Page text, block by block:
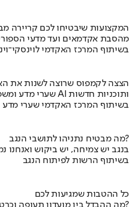
המקצועות שיבטיחו לכם קריירה
מהסבת אקדמאים ועד מדעי הספורט:
בשיתוף המרכז האקדמי
הצצה לקמפוס שרוצה לשנות את
שערי מדע ומשפט נוחת בהייטק של רעננה עם מעבדות AI ותוכניות חדשות
בשיתוף המרכז האקדמי שערי
מה מבטיח נתניהו לתושבי הנגב?
בנגב יש צמיחה, יש ביקוש ואנחנו
בשיתוף הרשות לפיתוח הנגב
כל ההטבות שמגיעות לכם